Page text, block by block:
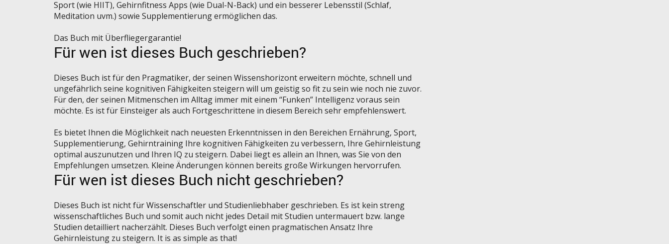
Sport (wie HIIT), Gehirnfitness Apps (wie Dual-N-Back) und ein besserer Lebensstil (Schlaf,
Meditation uvm.) sowie Supplementierung ermöglichen das.
Das Buch mit Überfliegergarantie!
Für wen ist dieses Buch geschrieben?
Dieses Buch ist für den Pragmatiker, der seinen Wissenshorizont erweitern möchte, schnell und
ungefährlich seine kognitiven Fähigkeiten steigern will um geistig so fit zu sein wie noch nie zuvor.
Für den, der seinen Mitmenschen im Alltag immer mit einem “Funken” Intelligenz voraus sein
möchte. Es ist für Einsteiger als auch Fortgeschrittene in diesem Bereich sehr empfehlenswert.
Es bietet Ihnen die Möglichkeit nach neuesten Erkenntnissen in den Bereichen Ernährung, Sport,
Supplementierung, Gehirntraining Ihre kognitiven Fähigkeiten zu verbessern, Ihre Gehirnleistung
optimal auszunutzen und Ihren IQ zu steigern. Dabei liegt es allein an Ihnen, was Sie von den
Empfehlungen umsetzen. Kleine Änderungen können bereits große Wirkungen hervorrufen.
Für wen ist dieses Buch nicht geschrieben?
Dieses Buch ist nicht für Wissenschaftler und Studienliebhaber geschrieben. Es ist kein streng
wissenschaftliches Buch und somit auch nicht jedes Detail mit Studien untermauert bzw. lange
Studien detailliert nacherzählt. Dieses Buch verfolgt einen pragmatischen Ansatz Ihre
Gehirnleistung zu steigern. It is as simple as that!